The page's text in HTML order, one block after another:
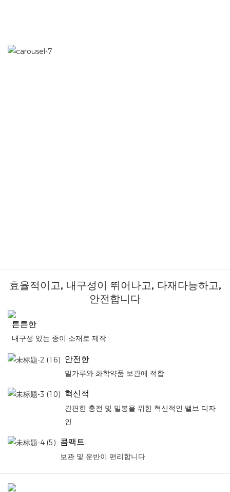
효율적이고, 내구성이 뛰어나고, 다재다능하고,
안전합니다
튼튼한
내구성 있는 종이 소재로 제작
안전한
밀가루와 화학약품 보관에 적합
혁신적
간편한 충전 및 밀봉을 위한 혁신적인 밸브 디자
인
콤팩트
보관 및 운반이 편리합니다